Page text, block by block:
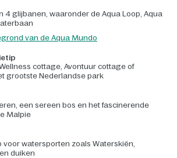
4 glijbanen, waaronder de Aqua Loop, Aqua
van de Aqua Mundo
cottage, Avontuur cottage of
grootste Nederlandse park
een sereen bos en het fascinerende
Malpie
voor watersporten zoals Waterskiën,
duiken